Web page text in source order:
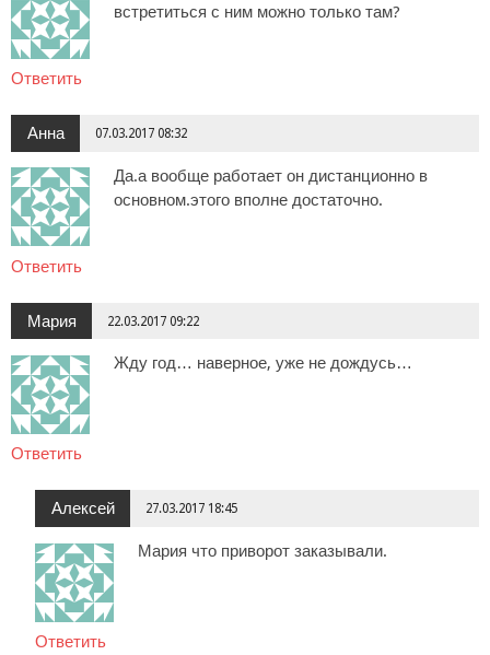
встретиться с ним можно только там?
Ответить
Анна 07.03.2017 08:32
Да.а вообще работает он дистанционно в
основном.этого вполне достаточно.
Ответить
Мария 22.03.2017 09:22
Жду год… наверное, уже не дождусь…
Ответить
Алексей 27.03.2017 18:45
Мария что приворот заказывали.
Ответить